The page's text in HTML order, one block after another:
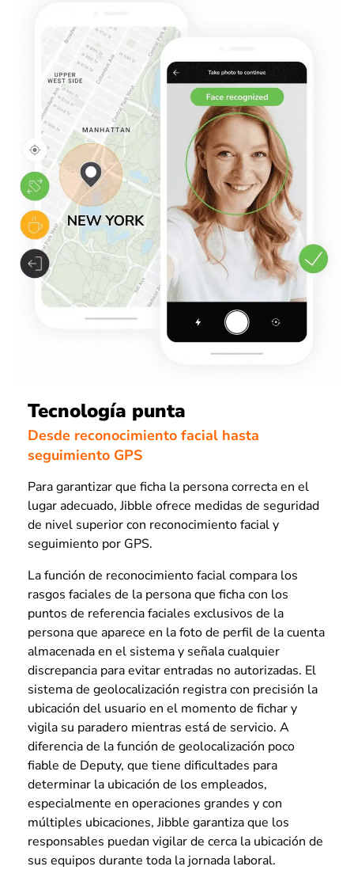
Tecnología punta
Desde reconocimiento facial hasta
seguimiento GPS
Para garantizar que ficha la persona correcta en el
lugar adecuado, Jibble ofrece medidas de seguridad
de nivel superior con reconocimiento facial y
seguimiento por GPS.
La función de reconocimiento facial compara los
rasgos faciales de la persona que ficha con los
puntos de referencia faciales exclusivos de la
persona que aparece en la foto de perfil de la cuenta
almacenada en el sistema y señala cualquier
discrepancia para evitar entradas no autorizadas. El
sistema de geolocalización registra con precisión la
ubicación del usuario en el momento de fichar y
vigila su paradero mientras está de servicio. A
diferencia de la función de geolocalización poco
fiable de Deputy, que tiene dificultades para
determinar la ubicación de los empleados,
especialmente en operaciones grandes y con
múltiples ubicaciones, Jibble garantiza que los
responsables puedan vigilar de cerca la ubicación de
sus equipos durante toda la jornada laboral.